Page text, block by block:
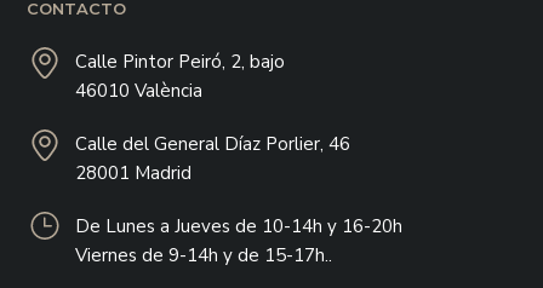
CONTACTO
Calle Pintor Peiró, 2, bajo
46010 València
Calle del General Díaz Porlier, 46
28001 Madrid
De Lunes a Jueves de 10-14h y 16-20h
Viernes de 9-14h y de 15-17h..